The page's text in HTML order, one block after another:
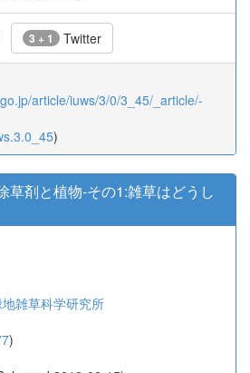
3 + 1 Twitter
article/iuws/3/0/3_45/_article/-
)
草剤と植物-その1:雑草はどうし
雑草科学研究所
)